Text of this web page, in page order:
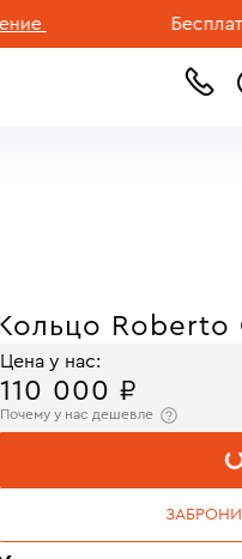
Бесплатная
Кольцо Roberto
Цена у нас:
110 000 ₽
Почему у нас дешевле
В